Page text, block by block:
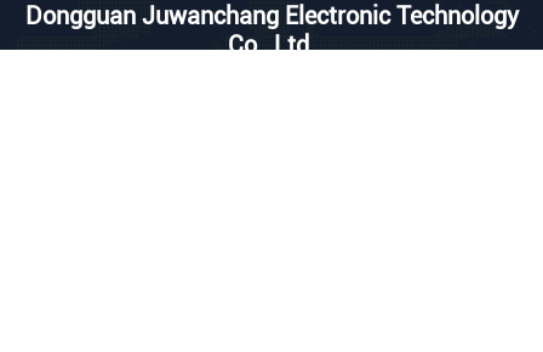
Dongguan Juwanchang Electronic Technology
Co., Ltd.